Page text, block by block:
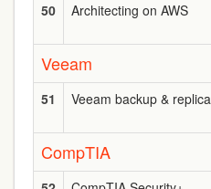
50 Architecting on AWS
Veeam
51 Veeam backup &
CompTIA